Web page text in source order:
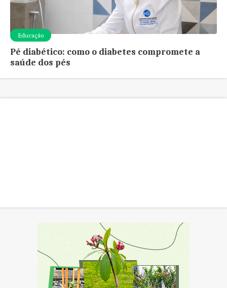
Educação
Pé diabético: como o diabetes compromete a
saúde dos pés